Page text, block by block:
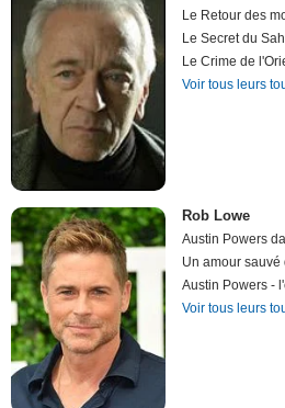
Le Retour des
Le Secret du
Le Crime de
Voir tous leurs
Rob Lowe
Austin Powers
Un amour sauvé
Austin Powers -
Voir tous leurs